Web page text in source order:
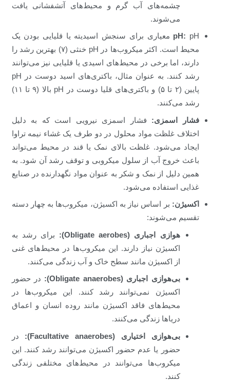
چشمه‌های آب گرم و محیط‌های آتشفشانی یافت
می‌شوند.
pH: pH معیاری برای سنجش اسیدیته یا قلیایی بودن یک
محیط است. اکثر میکروب‌ها در pH خنثی (۷) بهترین رشد را
دارند، اما برخی در محیط‌های اسیدی یا قلیایی نیز می‌توانند
رشد کنند. به عنوان مثال، باکتری‌های اسید دوست در pH
پایین (۲ تا ۵) و باکتری‌های قلیا دوست در pH بالا (۹ تا ۱۱)
رشد می‌کنند.
فشار اسمزی: فشار اسمزی نیرویی است که به دلیل
اختلاف غلظت مواد محلول در دو طرف یک غشاء نیمه تراوا
ایجاد می‌شود. غلظت بالای نمک یا قند در محیط می‌تواند
باعث خروج آب از سلول میکروبی و توقف رشد آن شود. به
همین دلیل از نمک و شکر به عنوان مواد نگهدارنده در صنایع
غذایی استفاده می‌شود.
اکسیژن: بر اساس نیاز به اکسیژن، میکروب‌ها به چهار دسته
تقسیم می‌شوند:
هوازی اجباری (Obligate aerobes):
برای رشد به
اکسیژن نیاز دارند. این میکروب‌ها در محیط‌های غنی
از اکسیژن مانند سطح خاک و آب زندگی می‌کنند.
بی‌هوازی اجباری (Obligate anaerobes):
در حضور
اکسیژن نمی‌توانند رشد کنند. این میکروب‌ها در
محیط‌های فاقد اکسیژن مانند روده انسان و اعماق
دریاها زندگی می‌کنند.
بی‌هوازی اختیاری (Facultative anaerobes):
در
حضور یا عدم حضور اکسیژن می‌توانند رشد کنند. این
میکروب‌ها می‌توانند در محیط‌های مختلفی زندگی
کنند.